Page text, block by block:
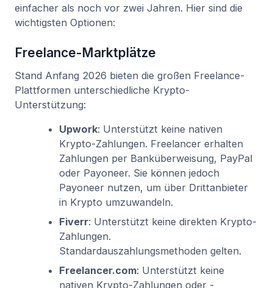
einfacher als noch vor zwei Jahren. Hier sind die
wichtigsten Optionen:
Freelance-Marktplätze
Stand Anfang 2026 bieten die großen Freelance-
Plattformen unterschiedliche Krypto-
Unterstützung:
Upwork: Unterstützt keine nativen
Krypto-Zahlungen. Freelancer erhalten
Zahlungen per Banküberweisung, PayPal
oder Payoneer. Sie können jedoch
Payoneer nutzen, um über Drittanbieter
in Krypto umzuwandeln.
Fiverr: Unterstützt keine direkten Krypto-
Zahlungen.
Standardauszahlungsmethoden gelten.
Freelancer.com: Unterstützt keine
nativen Krypto-Zahlungen oder -